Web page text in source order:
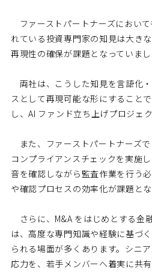
ファーストパートナーズにおい
れている投資専門家の知見は大き
再現性の確保が課題となっていまし
両社は、こうした知見を言語化
スとして再現可能な形にすること
し、AI ファンド立ち上げプロジェ
また、ファーストパートナーズ
コンプライアンスチェックを実施
音を確認しながら監査作業を行う
や確認プロセスの効率化が課題とな
さらに、M&A をはじめとする金
は、高度な専門知識や経験に基づ
られる場面が多くあります。シニ
応力を、若手メンバーへ着実に共